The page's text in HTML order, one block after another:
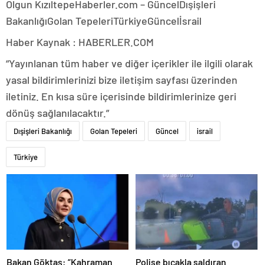
Olgun KızıltepeHaberler.com – GüncelDışişleri
BakanlığıGolan TepeleriTürkiyeGüncelİsrail
Haber Kaynak : HABERLER.COM
“Yayınlanan tüm haber ve diğer içerikler ile ilgili olarak
yasal bildirimlerinizi bize iletişim sayfası üzerinden
iletiniz. En kısa süre içerisinde bildirimlerinize geri
dönüş sağlanılacaktır.”
Dışişleri Bakanlığı Golan Tepeleri Güncel israil
Türkiye
Bakan Göktaş: “Kahraman
Polise bıçakla saldıran